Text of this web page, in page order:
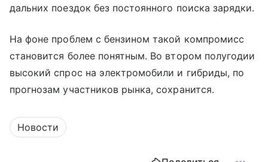
дальних поездок без постоянного поиска зарядки.
На фоне проблем с бензином такой компромисс
становится более понятным. Во втором полугодии
высокий спрос на электромобили и гибриды, по
прогнозам участников рынка, сохранится.
Новости